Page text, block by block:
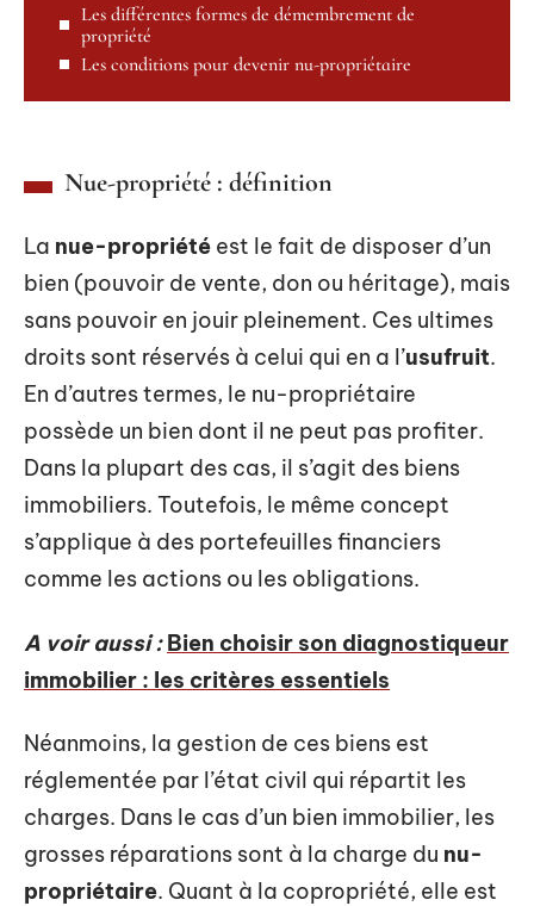
Les différentes formes de démembrement de
propriété
Les conditions pour devenir nu-propriétaire
Nue-propriété : définition
La nue-propriété est le fait de disposer d’un
bien (pouvoir de vente, don ou héritage), mais
sans pouvoir en jouir pleinement. Ces ultimes
droits sont réservés à celui qui en a l’usufruit.
En d’autres termes, le nu-propriétaire
possède un bien dont il ne peut pas profiter.
Dans la plupart des cas, il s’agit des biens
immobiliers. Toutefois, le même concept
s’applique à des portefeuilles financiers
comme les actions ou les obligations.
A voir aussi : Bien choisir son diagnostiqueur
immobilier : les critères essentiels
Néanmoins, la gestion de ces biens est
réglementée par l’état civil qui répartit les
charges. Dans le cas d’un bien immobilier, les
grosses réparations sont à la charge du nu-
propriétaire. Quant à la copropriété, elle est